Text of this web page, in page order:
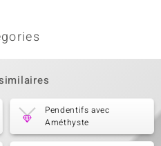
Pendentifs avec
Améthyste